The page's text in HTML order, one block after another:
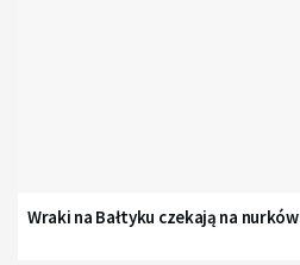
Wraki na Bałtyku czekają na nurków